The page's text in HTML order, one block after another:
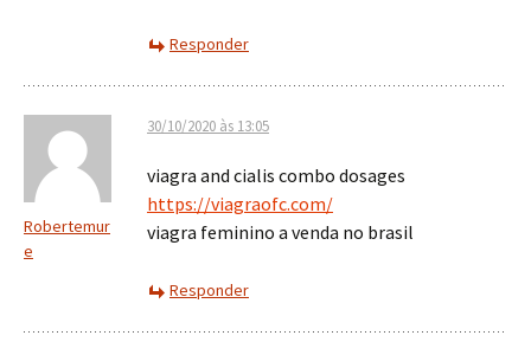
Responder
Robertemur
e
30/10/2020 às 13:05
viagra and cialis combo dosages
https://viagraofc.com/
viagra feminino a venda no brasil
Responder